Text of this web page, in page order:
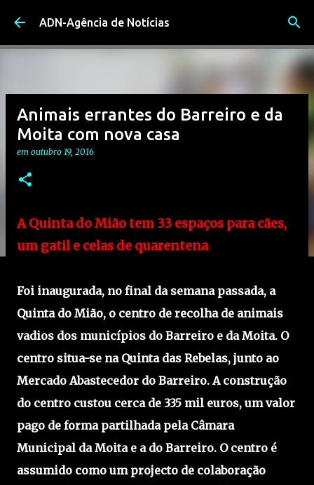
Avançar para o conteúdo principal
ADN-Agência de Notícias
Animais errantes do Barreiro e da
Moita com nova casa
em outubro 19, 2016
A Quinta do Mião tem 33 espaços para cães,
um gatil e celas de quarentena
Foi inaugurada, no final da semana passada, a
Quinta do Mião, o centro de recolha de animais
vadios dos municípios do Barreiro e da Moita. O
centro situa-se na Quinta das Rebelas, junto ao
Mercado Abastecedor do Barreiro. A construção
do centro custou cerca de 335 mil euros, um valor
pago de forma partilhada pela Câmara
Municipal da Moita e a do Barreiro. O centro é
assumido como um projecto de colaboração